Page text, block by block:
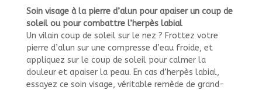
Soin visage à la pierre d’alun pour apaiser un coup de
soleil ou pour combattre l’herpès labial
Un vilain coup de soleil sur le nez ? Frottez votre
pierre d’alun sur une compresse d’eau froide, et
appliquez sur le coup de soleil pour calmer la
douleur et apaiser la peau. En cas d’herpès labial,
essayez ce soin visage, véritable remède de grand-